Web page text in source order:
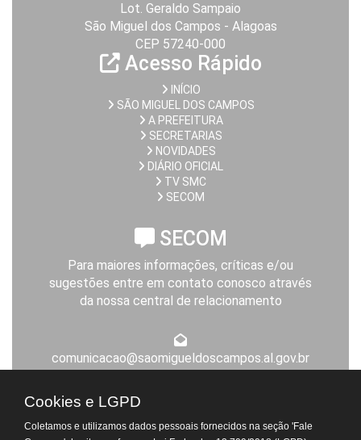
Atendimento Virtual do
Lot. Geraldo Sampaio
São Miguel dos Campos - Alagoas
CEP 57240-000
Acesso Rápido
INÍCIO
SÃO MIGUEL DOS CAMPOS
A PREFEITURA
SECRETARIAS
NOVIDADES
DIÁRIO OFICIAL
TV SMC
SECOM
SECOM
Para maiores informações, críticas e/ou
sugestões entre em contato conosco através
da nossa central de relacionamento
comunicacao@saomigueldoscampos.al.gov.br
Expediente da Prefeitura
Cookies e LGPD
Coletamos e utilizamos dados pessoais fornecidos na seção 'Fale